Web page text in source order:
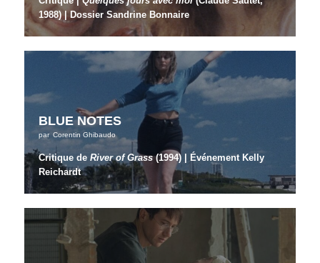
1988) | Dossier Sandrine Bonnaire
BLUE NOTES
par Corentin Ghibaudo
Critique deRiver of Grass(1994) | Événement Kelly
Reichardt